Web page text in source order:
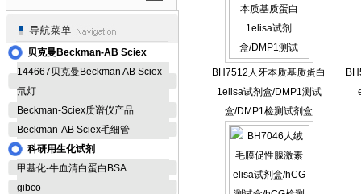
贝克曼Beckman-AB Sciex
144667贝克曼Beckman AB Sciex
氘灯
Beckman-Sciex质谱仪产品
Beckman-AB Sciex毛细管
科研用生化试剂
甲基化-牛血清白蛋白BSA
gibco
BH7512人牙本质基质蛋白
1elisa试剂盒/DMP1测试
盒/DMP1检测试剂盒